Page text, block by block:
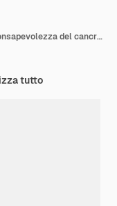
Modello di Facebook per il mese di consapevolezza del cancro al seno
tutto